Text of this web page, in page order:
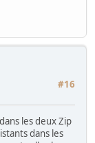
#16
les deux Zip
dans les